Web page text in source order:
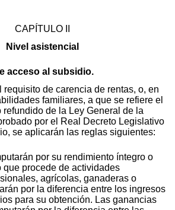
CAPÍTULO II
Nivel asistencial
acceso al subsidio.
requisito de carencia de rentas, o, en
familiares, a que se refiere el
de la Ley General de la
por el Real Decreto Legislativo
se aplicarán las reglas siguientes:
por su rendimiento íntegro o
que procede de actividades
agrícolas, ganaderas o
por la diferencia entre los ingresos
para su obtención. Las ganancias